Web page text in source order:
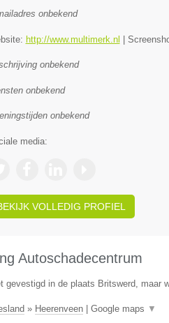
onbekend
http://www.multimerk.nl
onbekend
onbekend
onbekend
media:
VOLLEDIG PROFIEL
Autoschadecentrum
gevestigd in de plaats Britswerd, maar
» Heerenveen| Google maps ▼